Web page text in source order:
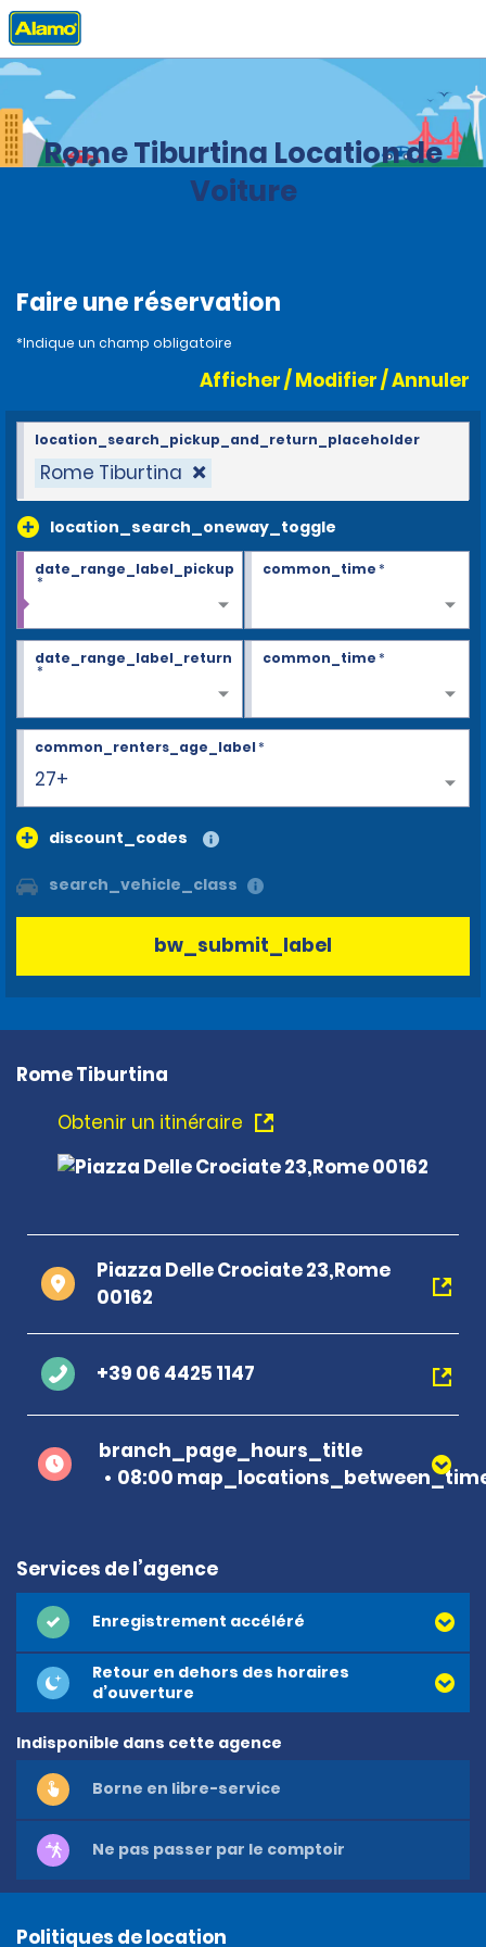
Accueil Agences
Rome Tiburtina Location de
Voiture
Faire une réservation
*Indique un champ obligatoire
Afficher / Modifier / Annuler
Rome Tiburtina
location_search_oneway_toggle
location_search_pickup_and_return_placeholder
date_range_label_pickup
*
common_time*
date_range_label_return
*
common_time*
27+
common_renters_age_label*
discount_codes
search_vehicle_class
bw_submit_label
Rome Tiburtina
Obtenir un itinéraire
Piazza Delle Crociate 23,Rome
00162
+39 06 4425 1147
branch_page_hours_title
08:00
Services de l’agence
Enregistrement accéléré
Retour en dehors des horaires
d’ouverture
Indisponible dans cette agence
Borne en libre-service
Ne pas passer par le comptoir
Politiques de location